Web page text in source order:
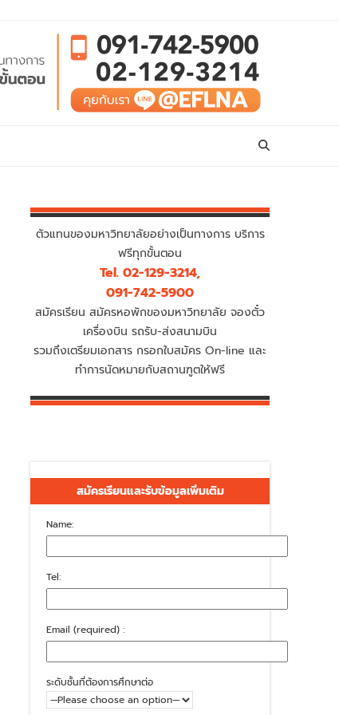
ตัวแทนของมหาวิทยาลัยอย่างเป็นทางการ บริการ
ฟรีทุกขั้นตอน
Tel. 02-129-3214,
091-742-5900
สมัครเรียน สมัครหอพักของมหาวิทยาลัย จองตั๋ว
เครื่องบิน รถรับ-ส่งสนามบิน
รวมถึงเตรียมเอกสาร กรอกใบสมัคร On-line และ
ทำการนัดหมายกับสถานฑูตให้ฟรี
สมัครเรียนและรับข้อมูลเพิ่มเติม
Name:
Tel:
Email (required) :
ระดับชั้นที่ต้องการศึกษาต่อ